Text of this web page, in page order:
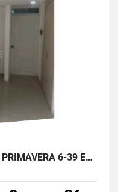
SE VENDE APARTAMENTO EN PRIMAVERA 6-39 ET 2 PUENTE ARANDA